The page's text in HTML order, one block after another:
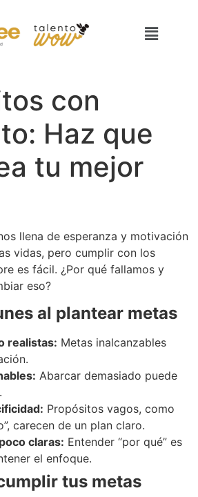
con
Haz que
tu mejor
llena de esperanza y motivación
vidas, pero cumplir con los
es fácil. ¿Por qué fallamos y
eso?
al plantear metas
realistas: Metas inalcanzables
Abarcar demasiado puede
Propósitos vagos, como
carecen de un plan claro.
claras: Entender “por qué” es
el enfoque.
tus metas